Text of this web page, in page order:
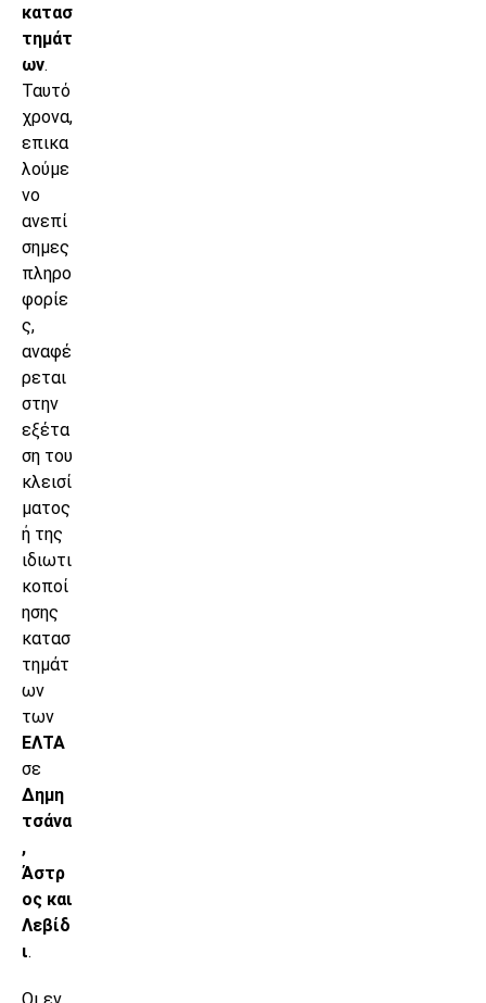
κατασ
τημάτ
ων.
Ταυτό
χρονα,
επικα
λούμε
νο
ανεπί
σημες
πληρο
φορίε
ς,
αναφέ
ρεται
στην
εξέτα
ση του
κλεισί
ματος
ή της
ιδιωτι
κοποί
ησης
κατασ
τημάτ
ων
των
ΕΛΤΑ
σε
Δημη
τσάνα
,
Άστρ
ος και
Λεβίδ
ι.